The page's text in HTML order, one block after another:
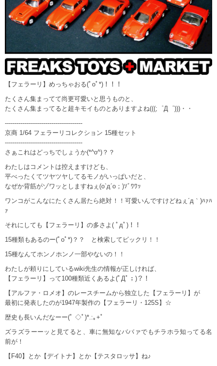
【フェラーリ】めっちゃおる(ﾟoﾟ*)！！！
たくさん集まってて尚更可愛いと思うものと、
たくさん集まってると超キモイものとありますよね(((;゜Д゜)))・・
----------------------------------------
京商 1/64 フェラーリコレクション 15種セット
----------------------------------------
さぁこれはどっちでしょうか(*^o^)？？
わたしはコメントは控えますけども、
平べったくてツヤツヤしてるモノがいっぱいだと、
なぜか背筋がゾワッとしますねぇ(o`д´o；)ｿﾞﾜﾜｯ
ワンコがこんなにたくさん居たら絶対！！可愛いんですけどねぇ´д｀)ﾊｧﾊ
ｧ
それにしても【フェラーリ】の多さよ( ﾟдﾟ)！！
15種類もあるのー(ﾟoﾟ*)？？ と検索してビックリ！！
15種なんてホンノホンノ一部やないの！！
わたしが頼りにしているwiki先生の情報が正しければ、
【フェラーリ】って100種類近くあるよ(ﾟДﾟ；)？！
【アルファ・ロメオ】のレースチームから独立した【フェラーリ】が
最初に発表したのが1947年製作の【フェラーリ・125S】☆
歴史も長いんだなーー(ﾟ ◇ﾟ)*.:｡+ﾟ
ズラズラーーッと見てると、車に無知なババァでもチラホラ知ってる名
前が！
【F40】とか【デイトナ】とか【テスタロッサ】ね♪